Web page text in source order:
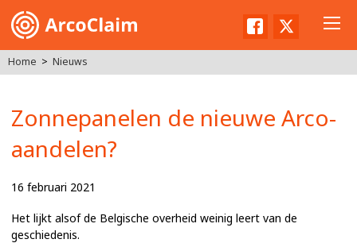
FacebookTwitter
Home Nieuws
Zonnepanelen de nieuwe Arco-
aandelen?
16 februari 2021
Het lijkt alsof de Belgische overheid weinig leert van de
geschiedenis.